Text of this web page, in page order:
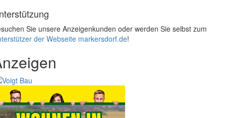
Sie unsere Anzeigenkunden oder werden Sie selbst zum
der Webseite markersdorf.de!